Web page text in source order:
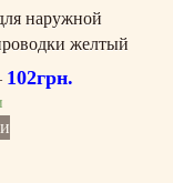
товара.
наружной
желтый
102грн.